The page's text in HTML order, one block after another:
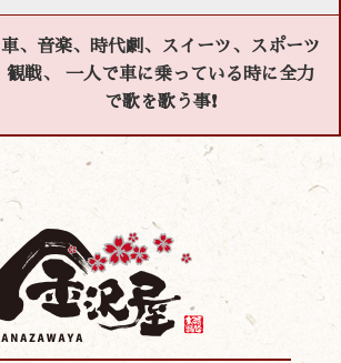
車、音楽、時代劇、スイーツ、スポーツ
観戦、 一人で車に乗っている時に全力
で歌を歌う事❗